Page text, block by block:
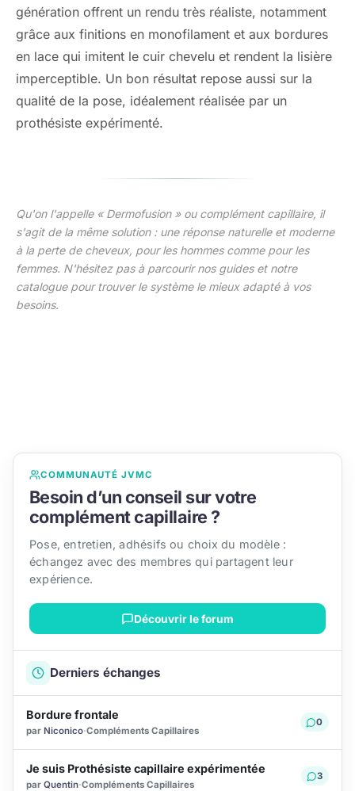
génération offrent un rendu très réaliste, notamment
grâce aux finitions en monofilament et aux bordures
en lace qui imitent le cuir chevelu et rendent la lisière
imperceptible. Un bon résultat repose aussi sur la
qualité de la pose, idéalement réalisée par un
prothésiste expérimenté.
Qu'on l'appelle « Dermofusion » ou complément capillaire, il
s'agit de la même solution : une réponse naturelle et moderne
à la perte de cheveux, pour les hommes comme pour les
femmes. N'hésitez pas à parcourir nos guides et notre
catalogue pour trouver le système le mieux adapté à vos
besoins.
COMMUNAUTÉ JVMC
Besoin d’un conseil sur votre
complément capillaire ?
Pose, entretien, adhésifs ou choix du modèle :
échangez avec des membres qui partagent leur
expérience.
Découvrir le forum
Derniers échanges
Bordure frontale
par Niconico·Compléments Capillaires
0
Je suis Prothésiste capillaire expérimentée
par Quentin·Compléments Capillaires
3